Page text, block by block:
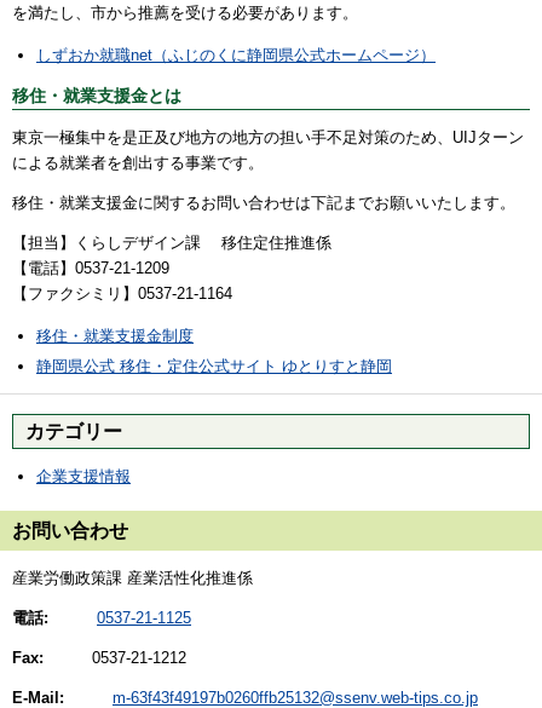
を満たし、市から推薦を受ける必要があります。
しずおか就職net（ふじのくに静岡県公式ホームページ）
移住・就業支援金とは
東京一極集中を是正及び地方の地方の担い手不足対策のため、UIJターン
による就業者を創出する事業です。
移住・就業支援金に関するお問い合わせは下記までお願いいたします。
【担当】くらしデザイン課 移住定住推進係
【電話】0537-21-1209
【ファクシミリ】0537-21-1164
移住・就業支援金制度
静岡県公式 移住・定住公式サイト ゆとりすと静岡
カテゴリー
企業支援情報
お問い合わせ
産業労働政策課 産業活性化推進係
電話: 0537-21-1125
Fax: 0537-21-1212
E-Mail: m-63f43f49197b0260ffb25132@ssenv.web-tips.co.jp